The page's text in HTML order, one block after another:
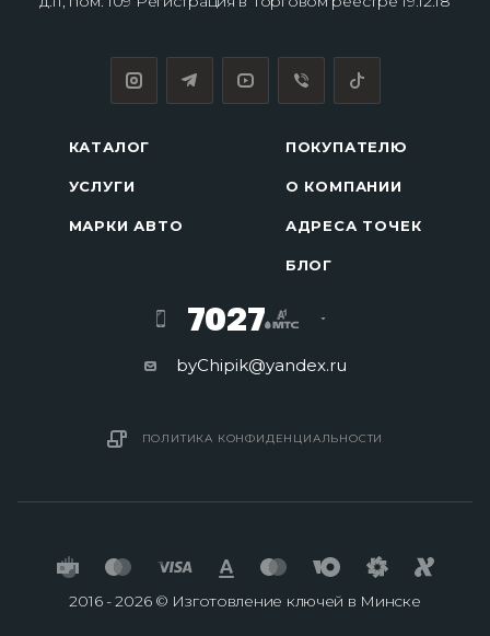
КАТАЛОГ
УСЛУГИ
МАРКИ АВТО
ПОКУПАТЕЛЮ
О КОМПАНИИ
АДРЕСА ТОЧЕК
БЛОГ
7027
byChipik@yandex.ru
ПОЛИТИКА КОНФИДЕНЦИАЛЬНОСТИ
2016 - 2026 © Изготовление ключей в Минске